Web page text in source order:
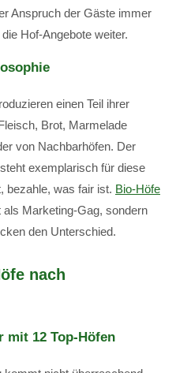
Anspruch der Gäste immer
Hof-Angebote weiter.
einen Teil ihrer
Brot, Marmelade
von Nachbarhöfen. Der
exemplarisch für diese
bezahle, was fair ist. Bio-Höfe
Marketing-Gag, sondern
den Unterschied.
nach
mit 12 Top-Höfen